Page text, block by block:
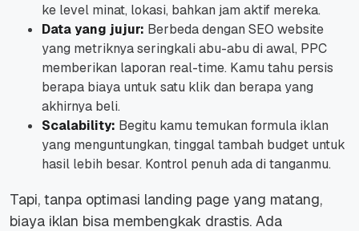
ke level minat, lokasi, bahkan jam aktif mereka.
Data yang jujur: Berbeda dengan SEO website
yang metriknya seringkali abu-abu di awal, PPC
memberikan laporan real-time. Kamu tahu persis
berapa biaya untuk satu klik dan berapa yang
akhirnya beli.
Scalability: Begitu kamu temukan formula iklan
yang menguntungkan, tinggal tambah budget untuk
hasil lebih besar. Kontrol penuh ada di tanganmu.
Tapi, tanpa optimasi landing page yang matang,
biaya iklan bisa membengkak drastis. Ada